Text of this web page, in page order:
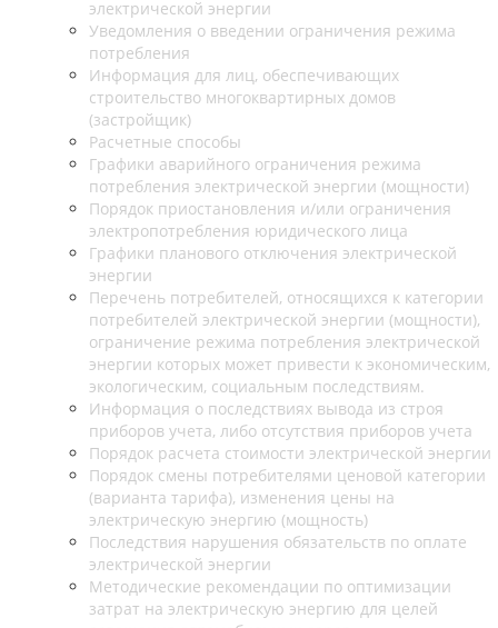
электрической энергии
Уведомления о введении ограничения режима
потребления
Информация для лиц, обеспечивающих
строительство многоквартирных домов
(застройщик)
Расчетные способы
Графики аварийного ограничения режима
потребления электрической энергии (мощности)
Порядок приостановления и/или ограничения
электропотребления юридического лица
Графики планового отключения электрической
энергии
Перечень потребителей, относящихся к категории
потребителей электрической энергии (мощности),
ограничение режима потребления электрической
энергии которых может привести к экономическим,
экологическим, социальным последствиям.
Информация о последствиях вывода из строя
приборов учета, либо отсутствия приборов учета
Порядок расчета стоимости электрической энергии
Порядок смены потребителями ценовой категории
(варианта тарифа), изменения цены на
электрическую энергию (мощность)
Последствия нарушения обязательств по оплате
электрической энергии
Методические рекомендации по оптимизации
затрат на электрическую энергию для целей